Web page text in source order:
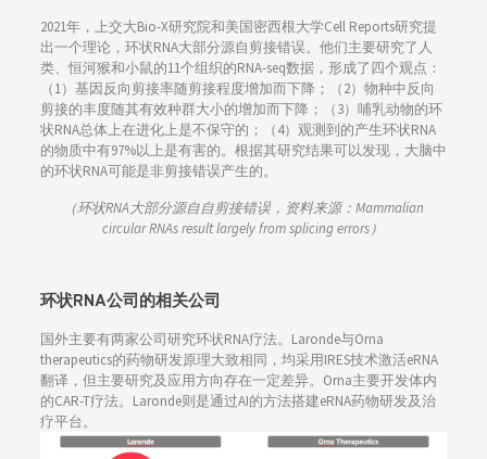
2021年，上交大Bio-X研究院和美国密西根大学Cell Reports研究提
出一个理论，环状RNA大部分源自剪接错误。他们主要研究了人
类、恒河猴和小鼠的11个组织的RNA-seq数据，形成了四个观点：
（1）基因反向剪接率随剪接程度增加而下降；（2）物种中反向
剪接的丰度随其有效种群大小的增加而下降；（3）哺乳动物的环
状RNA总体上在进化上是不保守的；（4）观测到的产生环状RNA
的物质中有97%以上是有害的。根据其研究结果可以发现，大脑中
的环状RNA可能是非剪接错误产生的。
（环状RNA大部分源自自剪接错误，资料来源：Mammalian
circular RNAs result largely from splicing errors）
环状RNA公司的相关公司
国外主要有两家公司研究环状RNA疗法。Laronde与Orna
therapeutics的药物研发原理大致相同，均采用IRES技术激活eRNA
翻译，但主要研究及应用方向存在一定差异。Orna主要开发体内
的CAR-T疗法。Laronde则是通过AI的方法搭建eRNA药物研发及治
疗平台。